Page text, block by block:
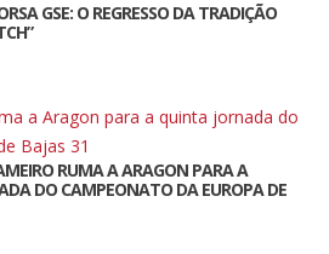
GSE: O REGRESSO DA TRADIÇÃO
RUMA A ARAGON PARA A
DO CAMPEONATO DA EUROPA DE